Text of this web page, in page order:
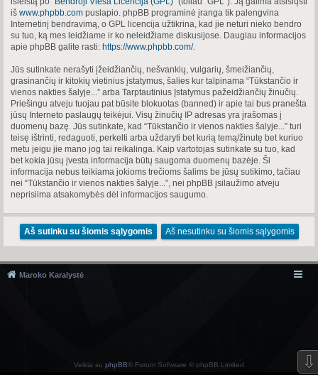
iš www.phpbb.com puslapio. phpBB programinė įranga tik palengvina
Internetinį bendravimą, o GPL licencija užtikrina, kad jie neturi nieko bendro
su tuo, ką mes leidžiame ir ko neleidžiame diskusijose. Daugiau informacijos
apie phpBB galite rasti: https://www.phpbb.com/.
Jūs sutinkate nerašyti įžeidžiančių, nešvankių, vulgarių, šmeižiančių,
grasinančių ir kitokių vietinius įstatymus, šalies kur talpinama “Tūkstančio ir
vienos nakties šalyje...” arba Tarptautinius Įstatymus pažeidžiančių žinučių.
Priešingu atveju tuojau pat būsite blokuotas (banned) ir apie tai bus pranešta
jūsų Interneto paslaugų teikėjui. Visų žinučių IP adresas yra įrašomas į
duomenų bazę. Jūs sutinkate, kad “Tūkstančio ir vienos nakties šalyje...” turi
teisę ištrinti, redaguoti, perkelti arba uždaryti bet kurią temą/žinutę bet kuriuo
metu jeigu jie mano jog tai reikalinga. Kaip vartotojas sutinkate su tuo, kad
bet kokia jūsų įvesta informacija būtų saugoma duomenų bazėje. Ši
informacija nebus teikiama jokioms trečioms šalims be jūsų sutikimo, tačiau
nei “Tūkstančio ir vienos nakties šalyje...”, nei phpBB įsilaužimo atveju
neprisiima atsakomybės dėl informacijos saugumo.
Maroko Karalystė
Veikia su phpBB® Forum Software © phpBB Limited ⇩